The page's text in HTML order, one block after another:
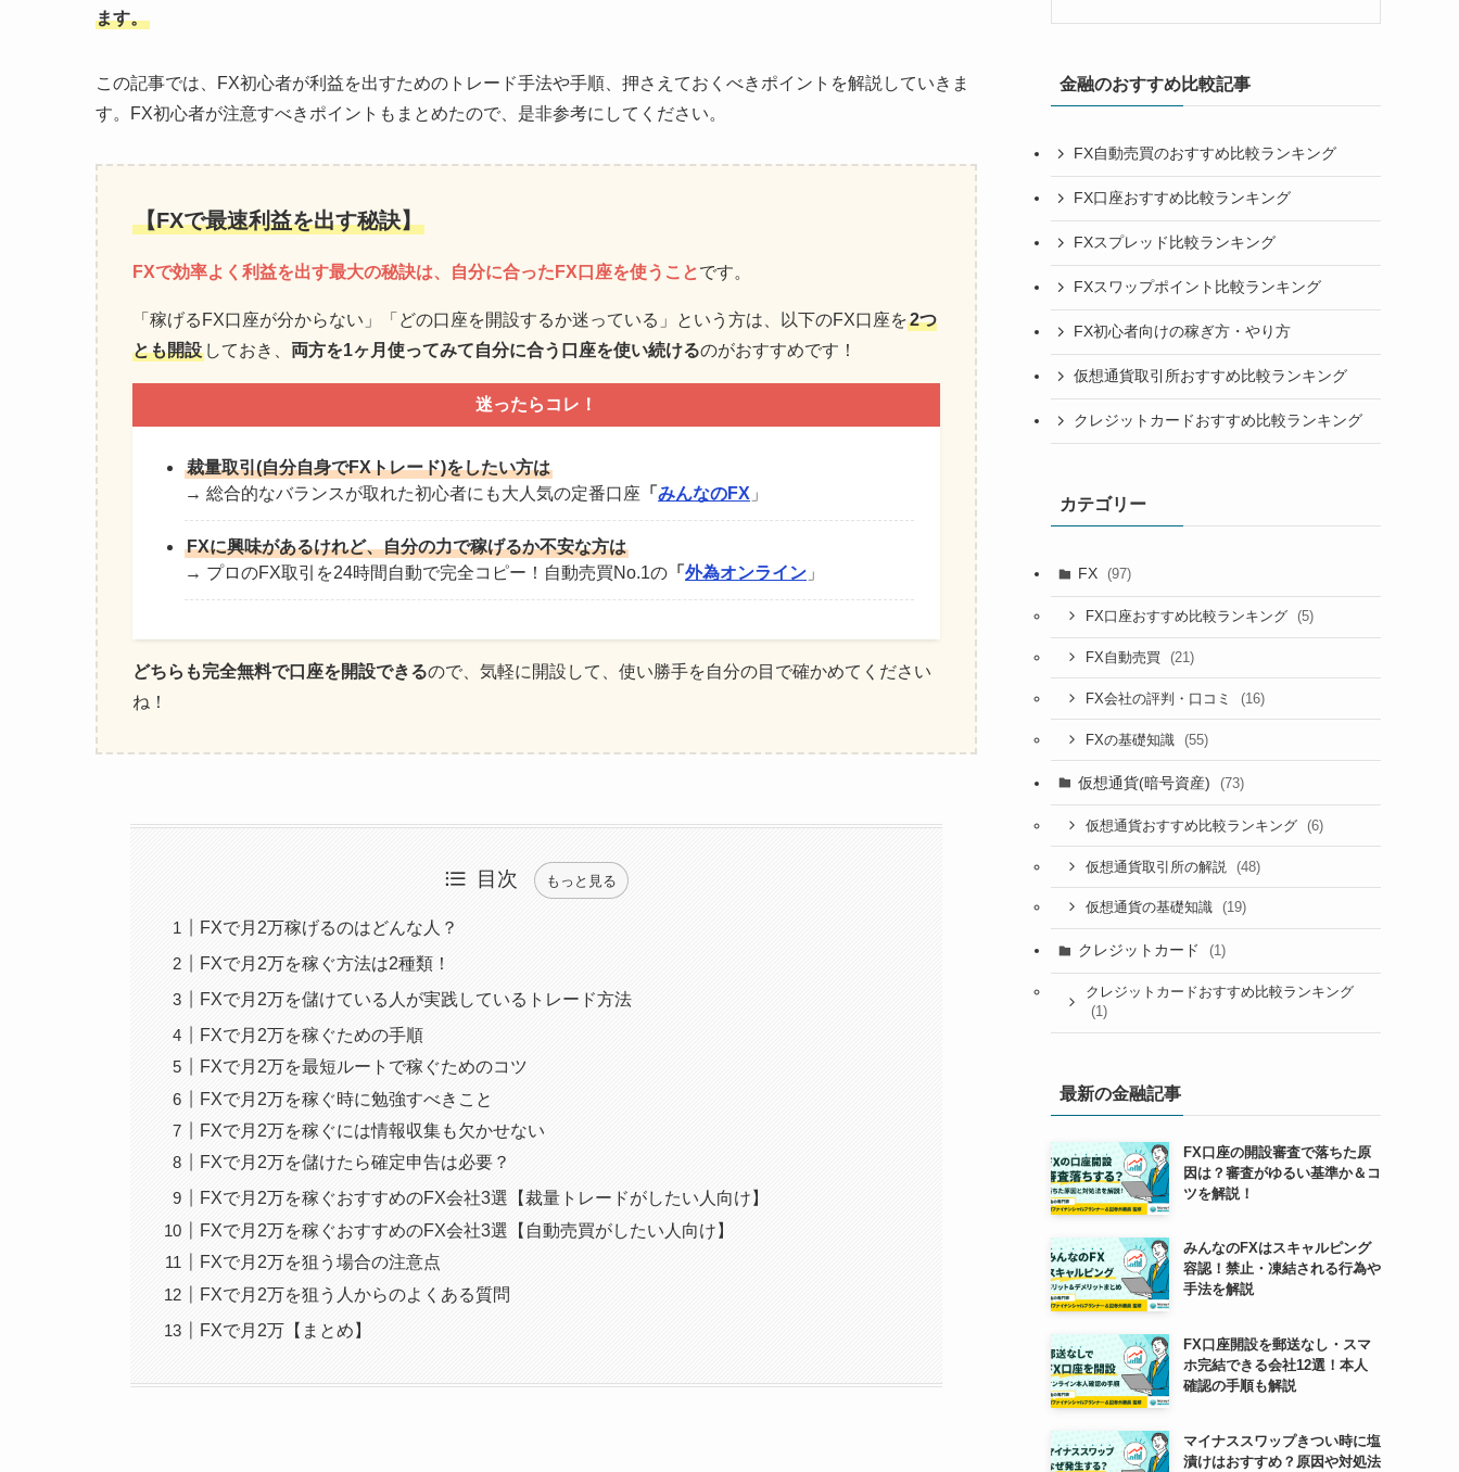
ます。
この記事では、FX初心者が利益を出すためのトレード手法や手順、押さえておくべきポイントを解説していきま
す。FX初心者が注意すべきポイントもまとめたので、是非参考にしてください。
【FXで最速利益を出す秘訣】
FXで効率よく利益を出す最大の秘訣は、自分に合ったFX口座を使うことです。
「稼げるFX口座が分からない」「どの口座を開設するか迷っている」という方は、以下のFX口座を2つ
とも開設 しておき、 両方を1ヶ月使ってみて自分に合う口座を使い続けるのがおすすめです！
迷ったらコレ！
裁量取引(自分自身でFXトレード)をしたい方は
→ 総合的なバランスが取れた初心者にも大人気の定番口座 「 みんなのFX 」
FXに興味があるけれど、自分の力で稼げるか不安な方は
→ プロのFX取引を24時間自動で完全コピー！自動売買No.1の 「 外為オンライン 」
どちらも完全無料で口座を開設できるので、気軽に開設して、使い勝手を自分の目で確かめてください
ね！
目次 もっと見る
FXで月2万稼げるのはどんな人？
FXで月2万を稼ぐ方法は2種類！
FXで月2万を儲けている人が実践しているトレード方法
FXで月2万を稼ぐための手順
FXで月2万を最短ルートで稼ぐためのコツ
FXで月2万を稼ぐ時に勉強すべきこと
FXで月2万を稼ぐには情報収集も欠かせない
FXで月2万を儲けたら確定申告は必要？
FXで月2万を稼ぐおすすめのFX会社3選【裁量トレードがしたい人向け】
FXで月2万を稼ぐおすすめのFX会社3選【自動売買がしたい人向け】
FXで月2万を狙う場合の注意点
FXで月2万を狙う人からのよくある質問
FXで月2万【まとめ】
金融のおすすめ比較記事
FX自動売買のおすすめ比較ランキング
FX口座おすすめ比較ランキング
FXスプレッド比較ランキング
FXスワップポイント比較ランキング
FX初心者向けの稼ぎ方・やり方
仮想通貨取引所おすすめ比較ランキング
クレジットカードおすすめ比較ランキング
カテゴリー
FX (97)
FX口座おすすめ比較ランキング (5)
FX自動売買 (21)
FX会社の評判・口コミ (16)
FXの基礎知識 (55)
仮想通貨(暗号資産) (73)
仮想通貨おすすめ比較ランキング (6)
仮想通貨取引所の解説 (48)
仮想通貨の基礎知識 (19)
クレジットカード (1)
クレジットカードおすすめ比較ランキング
(1)
最新の金融記事
FX口座の開設審査で落ちた原
因は？審査がゆるい基準か＆コ
ツを解説！
みんなのFXはスキャルピング
容認！禁止・凍結される行為や
手法を解説
FX口座開設を郵送なし・スマ
ホ完結できる会社12選！本人
確認の手順も解説
マイナススワップきつい時に塩
漬けはおすすめ？原因や対処法